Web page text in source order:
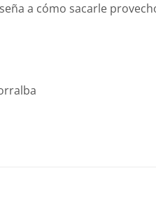
a cómo sacarle